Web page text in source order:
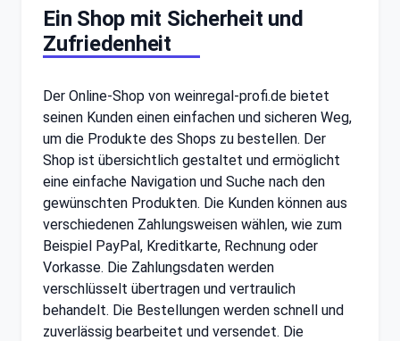
Ein Shop mit Sicherheit und
Zufriedenheit
Der Online-Shop von weinregal-profi.de bietet
seinen Kunden einen einfachen und sicheren Weg,
um die Produkte des Shops zu bestellen. Der
Shop ist übersichtlich gestaltet und ermöglicht
eine einfache Navigation und Suche nach den
gewünschten Produkten. Die Kunden können aus
verschiedenen Zahlungsweisen wählen, wie zum
Beispiel PayPal, Kreditkarte, Rechnung oder
Vorkasse. Die Zahlungsdaten werden
verschlüsselt übertragen und vertraulich
behandelt. Die Bestellungen werden schnell und
zuverlässig bearbeitet und versendet. Die